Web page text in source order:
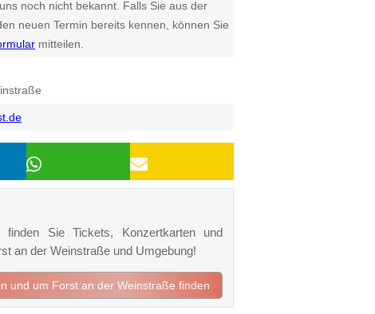
noch nicht bekannt. Falls Sie aus der
neuen Termin bereits kennen, können Sie
mitteilen.
Sie Tickets, Konzertkarten und
an der Weinstraße und Umgebung!
und um Forst an der Weinstraße finden